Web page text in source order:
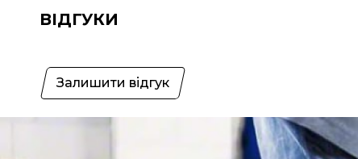
ВІДГУКИ
Залишити відгук